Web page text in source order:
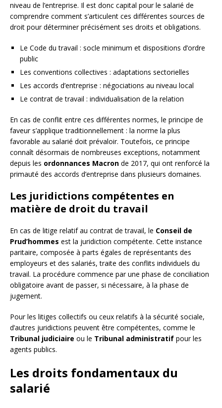
niveau de l’entreprise. Il est donc capital pour le salarié de
comprendre comment s’articulent ces différentes sources de
droit pour déterminer précisément ses droits et obligations.
Le Code du travail : socle minimum et dispositions d’ordre
public
Les conventions collectives : adaptations sectorielles
Les accords d’entreprise : négociations au niveau local
Le contrat de travail : individualisation de la relation
En cas de conflit entre ces différentes normes, le principe de
faveur s’applique traditionnellement : la norme la plus
favorable au salarié doit prévaloir. Toutefois, ce principe
connaît désormais de nombreuses exceptions, notamment
depuis les ordonnances Macron de 2017, qui ont renforcé la
primauté des accords d’entreprise dans plusieurs domaines.
Les juridictions compétentes en
matière de droit du travail
En cas de litige relatif au contrat de travail, le Conseil de
Prud’hommes est la juridiction compétente. Cette instance
paritaire, composée à parts égales de représentants des
employeurs et des salariés, traite des conflits individuels du
travail. La procédure commence par une phase de conciliation
obligatoire avant de passer, si nécessaire, à la phase de
jugement.
Pour les litiges collectifs ou ceux relatifs à la sécurité sociale,
d’autres juridictions peuvent être compétentes, comme le
Tribunal judiciaire ou le Tribunal administratif pour les
agents publics.
Les droits fondamentaux du
salarié